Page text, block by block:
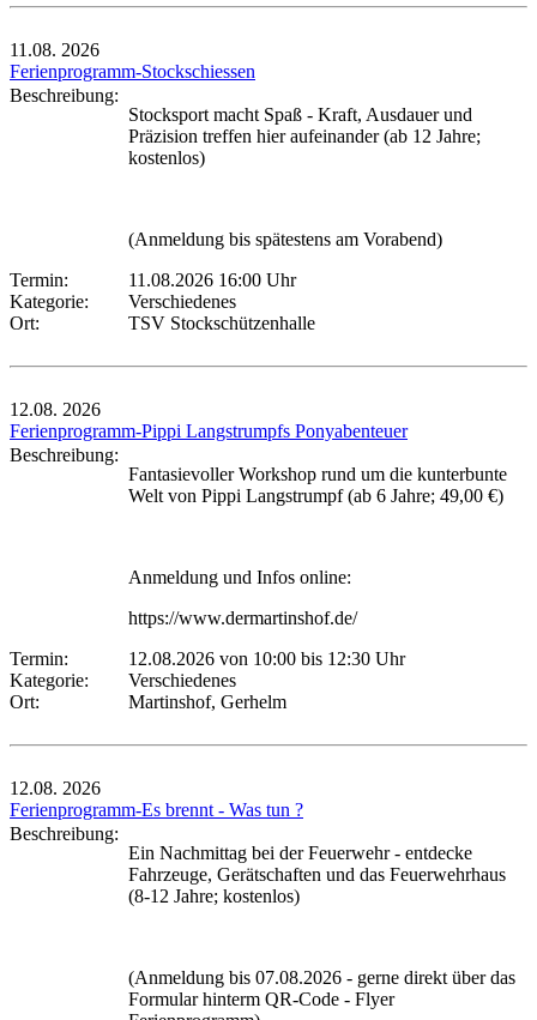
11.08. 2026
Ferienprogramm-Stockschiessen
Beschreibung:
Stocksport macht Spaß - Kraft, Ausdauer und
Präzision treffen hier aufeinander (ab 12 Jahre;
kostenlos)
(Anmeldung bis spätestens am Vorabend)
Termin:
11.08.2026 16:00 Uhr
Kategorie:
Verschiedenes
Ort:
TSV Stockschützenhalle
12.08. 2026
Ferienprogramm-Pippi Langstrumpfs Ponyabenteuer
Beschreibung:
Fantasievoller Workshop rund um die kunterbunte
Welt von Pippi Langstrumpf (ab 6 Jahre; 49,00 €)
Anmeldung und Infos online:
https://www.dermartinshof.de/
Termin:
12.08.2026 von 10:00 bis 12:30 Uhr
Kategorie:
Verschiedenes
Ort:
Martinshof, Gerhelm
12.08. 2026
Ferienprogramm-Es brennt - Was tun ?
Beschreibung:
Ein Nachmittag bei der Feuerwehr - entdecke
Fahrzeuge, Gerätschaften und das Feuerwehrhaus
(8-12 Jahre; kostenlos)
(Anmeldung bis 07.08.2026 - gerne direkt über das
Formular hinterm QR-Code - Flyer